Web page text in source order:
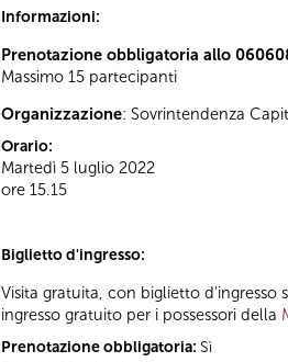
Informazioni:
Prenotazione obbligatoria allo
Massimo 15 partecipanti
Organizzazione: Sovrintendenza
Orario:
Martedì 5 luglio 2022
ore 15.15
Biglietto d'ingresso:
Visita gratuita, con biglietto d'ingresso
ingresso gratuito per i possessori della
Prenotazione obbligatoria: Sì